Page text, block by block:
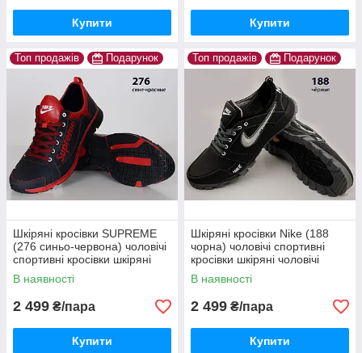
Купити Купити
Топ продажів Подарунок
Шкіряні кросівки SUPREME
(276 синьо-червона) чоловічі
спортивні кросівки шкіряні
чоловічі
В наявності
2 499 ₴/пара
Купити
Топ продажів Подарунок
Шкіряні кросівки Nike (188
чорна) чоловічі спортивні
кросівки шкіряні чоловічі
В наявності
2 499 ₴/пара
Купити